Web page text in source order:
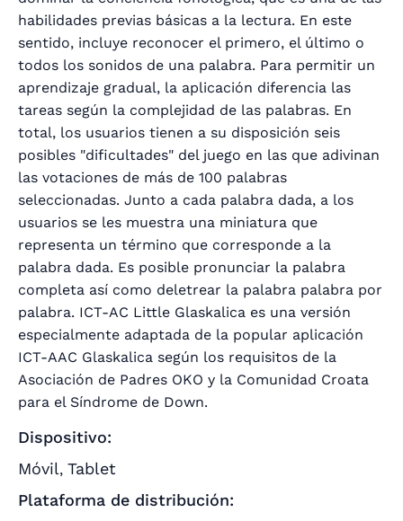
habilidades previas básicas a la lectura. En este
sentido, incluye reconocer el primero, el último o
todos los sonidos de una palabra. Para permitir un
aprendizaje gradual, la aplicación diferencia las
tareas según la complejidad de las palabras. En
total, los usuarios tienen a su disposición seis
posibles "dificultades" del juego en las que adivinan
las votaciones de más de 100 palabras
seleccionadas. Junto a cada palabra dada, a los
usuarios se les muestra una miniatura que
representa un término que corresponde a la
palabra dada. Es posible pronunciar la palabra
completa así como deletrear la palabra palabra por
palabra. ICT-AC Little Glaskalica es una versión
especialmente adaptada de la popular aplicación
ICT-AAC Glaskalica según los requisitos de la
Asociación de Padres OKO y la Comunidad Croata
para el Síndrome de Down.
Dispositivo:
Móvil, Tablet
Plataforma de distribución: